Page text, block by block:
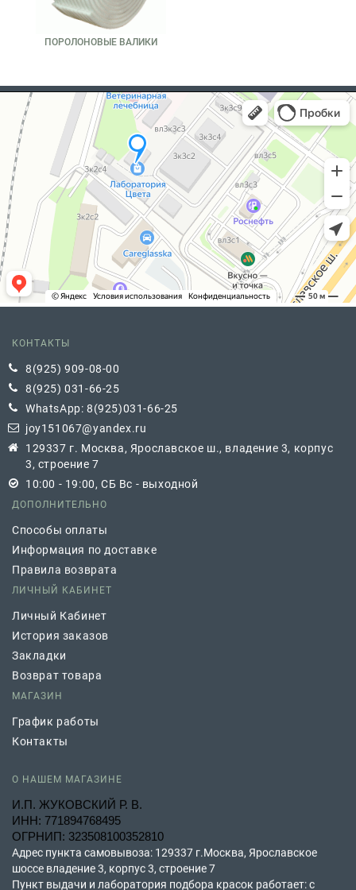
ПОРОЛОНОВЫЕ ВАЛИКИ
КОНТАКТЫ
8(925) 909-08-00
8(925) 031-66-25
WhatsApp: 8(925)031-66-25
joy151067@yandex.ru
129337 г. Москва, Ярославское ш., владение 3, корпус
3, строение 7
10:00 - 19:00, СБ Вс - выходной
ДОПОЛНИТЕЛЬНО
Способы оплаты
Информация по доставке
Правила возврата
ЛИЧНЫЙ КАБИНЕТ
Личный Кабинет
История заказов
Закладки
Возврат товара
МАГАЗИН
График работы
Контакты
О НАШЕМ МАГАЗИНЕ
И.П. ЖУКОВСКИЙ Р. В.
ИНН: 771894768495
ОГРНИП: 323508100352810
Адрес пункта самовывоза: 129337 г.Москва, Ярославское
шоссе владение 3, корпус 3, строение 7
Пункт выдачи и лаборатория подбора красок работает: с